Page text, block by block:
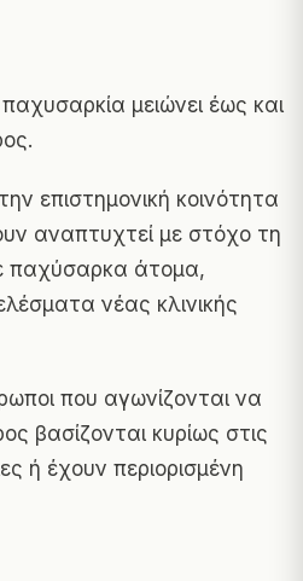
μειώνει έως και
επιστημονική κοινότητα
αναπτυχτεί με στόχο τη
παχύσαρκα άτομα,
νέας κλινικής
που αγωνίζονται να
βασίζονται κυρίως στις
ή έχουν περιορισμένη